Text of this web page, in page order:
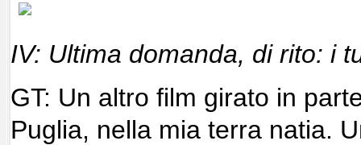
IV: Ultima domanda, di rito: i
GT: Un altro film girato in
Puglia, nella mia terra natia.